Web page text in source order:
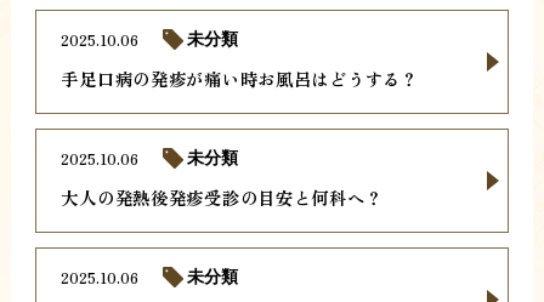
手足口病の発疹が痛い時お風呂はどうする？
2025.10.06 未分類
大人の発熱後発疹受診の目安と何科へ？
2025.10.06 未分類
2025.10.06 未分類